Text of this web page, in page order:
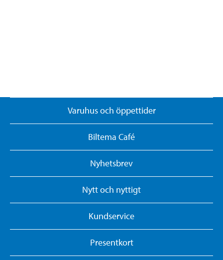
Varuhus och öppettider
Biltema Café
Nyhetsbrev
Nytt och nyttigt
Kundservice
Presentkort